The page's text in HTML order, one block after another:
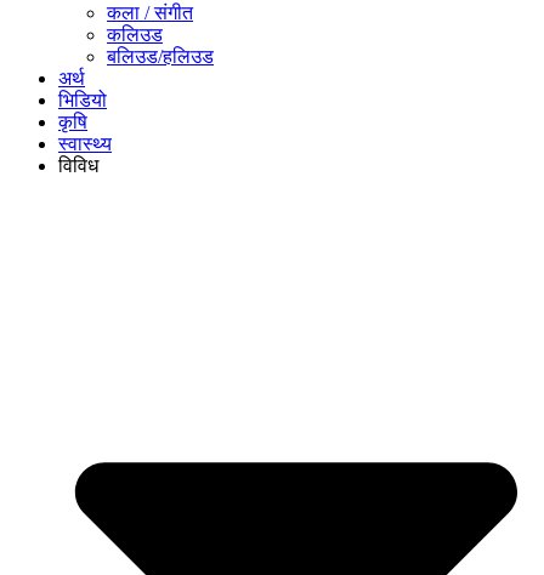
कला / संगीत​
कलिउड
बलिउड/हलिउड
अर्थ
भिडियो
कृषि
स्वास्थ्य
विविध